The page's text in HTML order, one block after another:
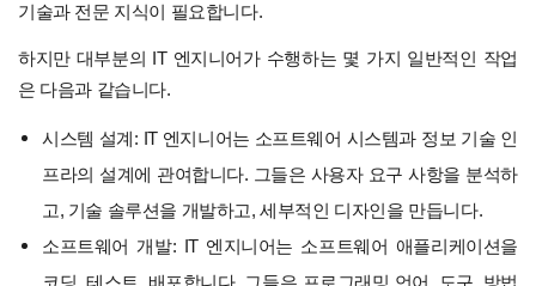
기술과 전문 지식이 필요합니다.
하지만 대부분의 IT 엔지니어가 수행하는 몇 가지 일반적인 작업
은 다음과 같습니다.
시스템 설계: IT 엔지니어는 소프트웨어 시스템과 정보 기술 인
프라의 설계에 관여합니다. 그들은 사용자 요구 사항을 분석하
고, 기술 솔루션을 개발하고, 세부적인 디자인을 만듭니다.
소프트웨어 개발: IT 엔지니어는 소프트웨어 애플리케이션을